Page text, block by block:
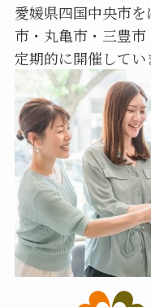
愛媛県四国中央市
市・丸亀市・三豊
定期的に開催してい